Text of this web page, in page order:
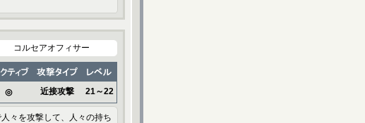
コルセアオフィサー
◎ 近接攻撃 21～22
々を攻撃して、人々の持ち